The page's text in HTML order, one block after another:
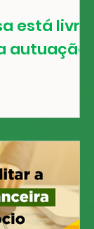
está livre
autuação